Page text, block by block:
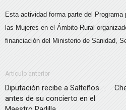
Esta actividad forma parte del
las Mujeres en el Ámbito Rural
financiación del Ministerio de Sanidad,
Artículo anterior
Diputación recibe a Salteños
antes de su concierto en el